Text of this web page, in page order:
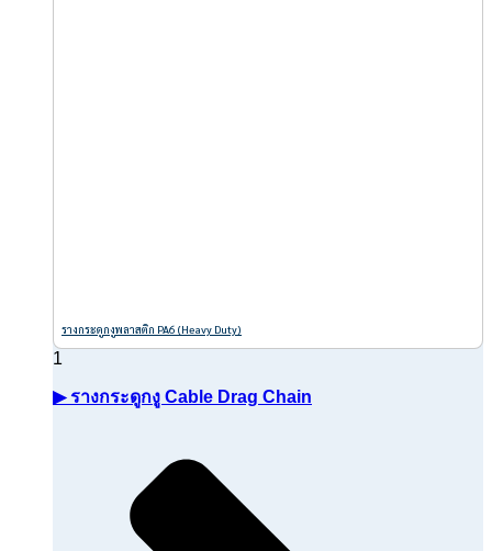
รางกระดูกงูพลาสติก PA6 (Heavy Duty)
▶ รางกระดูกงู Cable Drag Chain